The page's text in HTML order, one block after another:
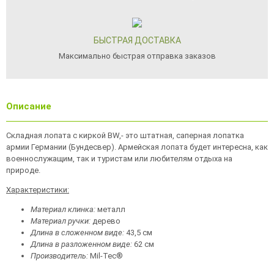
БЫСТРАЯ ДОСТАВКА
Максимально быстрая отправка заказов
Описание
Складная лопата с киркой BW,- это штатная, саперная лопатка
армии Германии (Бундесвер). Армейская лопата будет интересна, как
военнослужащим, так и туристам или любителям отдыха на
природе.
Характеристики:
Материал клинка: металл
Материал ручки: дерево
Длина в сложенном виде: 43,5 см
Длина в разложенном виде: 62 см
Производитель: Mil-Tec®